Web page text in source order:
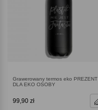
Grawerowany termos eko PREZENT
DLA EKO OSOBY
99,90 zł